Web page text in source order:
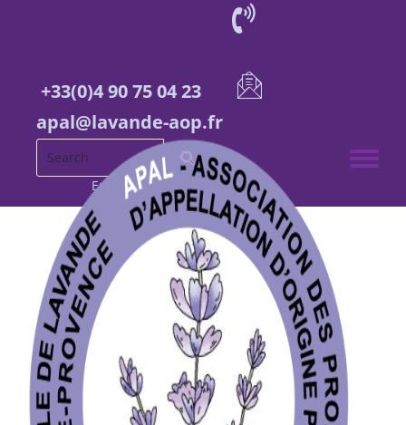
+33(0)4 90 75 04 23
apal@lavande-aop.fr
English French
Toggle